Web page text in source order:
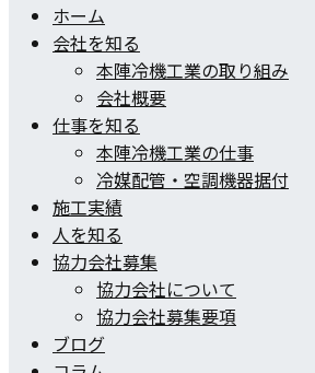
ホーム
会社を知る
本陣冷機工業の取り組み
会社概要
仕事を知る
本陣冷機工業の仕事
冷媒配管・空調機器据付
施工実績
人を知る
協力会社募集
協力会社について
協力会社募集要項
ブログ